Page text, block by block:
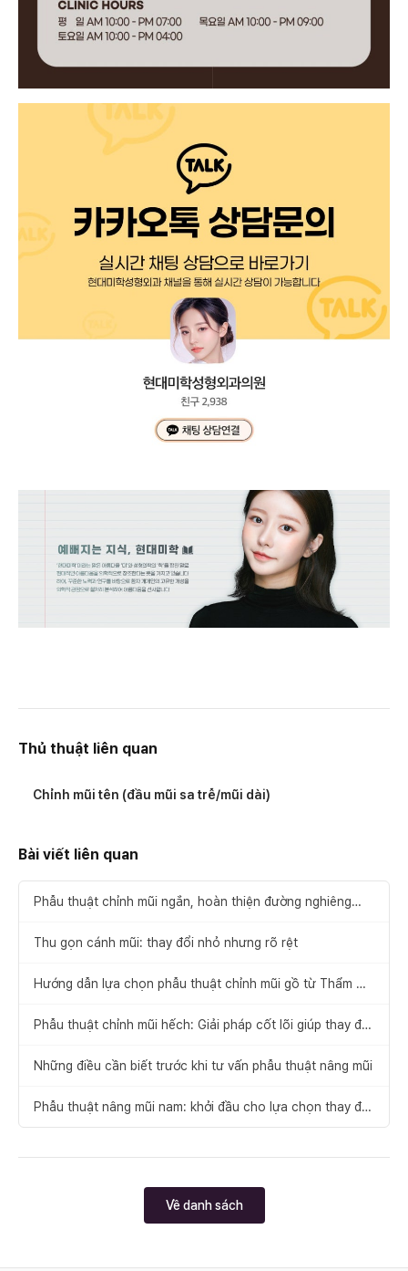
Thủ thuật liên quan
Chỉnh mũi tên (đầu mũi sa trễ/mũi dài)
Bài viết liên quan
Phẫu thuật chỉnh mũi ngắn, hoàn thiện đường nghiêng
Thu gọn cánh mũi: thay đổi nhỏ nhưng rõ rệt
Hướng dẫn lựa chọn phẫu thuật chỉnh mũi gồ từ Thẩm mỹ
Phẫu thuật chỉnh mũi hếch: Giải pháp cốt lõi giúp thay đổi
Những điều cần biết trước khi tư vấn phẫu thuật nâng mũi
Phẫu thuật nâng mũi nam: khởi đầu cho lựa chọn thay đổi
ấn tượng đầu tiên
Về danh sách